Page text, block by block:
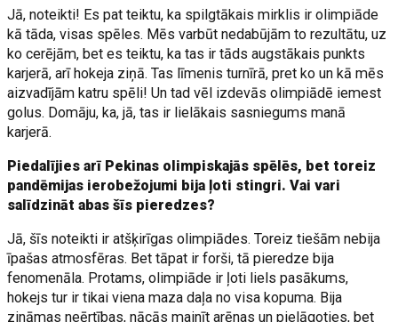
Jā, noteikti! Es pat teiktu, ka spilgtākais mirklis ir olimpiāde
kā tāda, visas spēles. Mēs varbūt nedabūjām to rezultātu, uz
ko cerējām, bet es teiktu, ka tas ir tāds augstākais punkts
karjerā, arī hokeja ziņā. Tas līmenis turnīrā, pret ko un kā mēs
aizvadījām katru spēli! Un tad vēl izdevās olimpiādē iemest
golus. Domāju, ka, jā, tas ir lielākais sasniegums manā
karjerā.
Piedalījies arī Pekinas olimpiskajās spēlēs, bet toreiz
pandēmijas ierobežojumi bija ļoti stingri. Vai vari
salīdzināt abas šīs pieredzes?
Jā, šīs noteikti ir atšķirīgas olimpiādes. Toreiz tiešām nebija
īpašas atmosfēras. Bet tāpat ir forši, tā pieredze bija
fenomenāla. Protams, olimpiāde ir ļoti liels pasākums,
hokejs tur ir tikai viena maza daļa no visa kopuma. Bija
zināmas neērtības, nācās mainīt arēnas un pielāgoties, bet